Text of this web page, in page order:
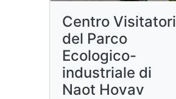
Centro Visitatori
del Parco
Ecologico-
industriale di
Naot Hovav